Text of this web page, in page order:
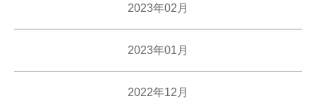
2023年02月
2023年01月
2022年12月